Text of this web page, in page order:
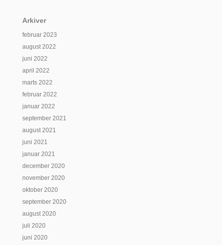
Arkiver
februar 2023
august 2022
juni 2022
april 2022
marts 2022
februar 2022
januar 2022
september 2021
august 2021
juni 2021
januar 2021
december 2020
november 2020
oktober 2020
september 2020
august 2020
juli 2020
juni 2020